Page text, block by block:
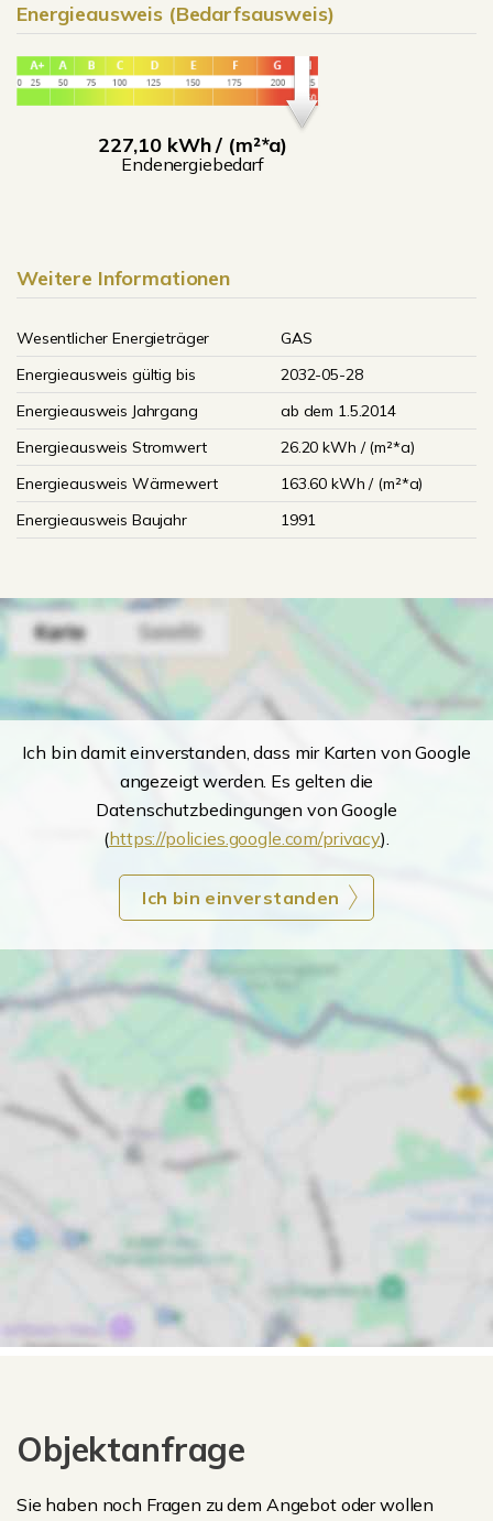
Energieausweis (Bedarfsausweis)
227,10 kWh / (m²*a)
Endenergiebedarf
Weitere Informationen
Wesentlicher Energieträger
GAS
Energieausweis gültig bis
2032-05-28
Energieausweis Jahrgang
ab dem 1.5.2014
Energieausweis Stromwert
26.20 kWh / (m²*a)
Energieausweis Wärmewert
163.60 kWh / (m²*a)
Energieausweis Baujahr
1991
Ich bin damit einverstanden, dass mir Karten von Google
angezeigt werden. Es gelten die
Datenschutzbedingungen von Google
(https://policies.google.com/privacy).
Ich bin einverstanden
Objektanfrage
Sie haben noch Fragen zu dem Angebot oder wollen